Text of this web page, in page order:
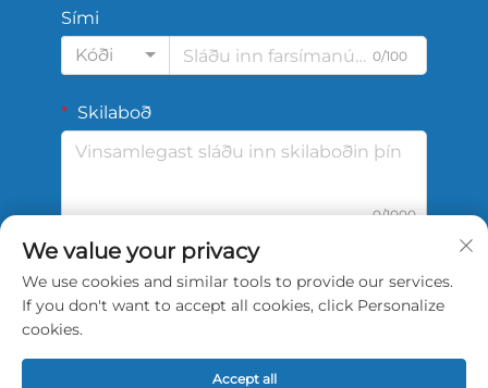
Sími
Kóði
0/100
Skilaboð
0/1000
Senda
We value your privacy
We use cookies and similar tools to provide our services.
If you don't want to accept all cookies, click Personalize
cookies.
Accept all